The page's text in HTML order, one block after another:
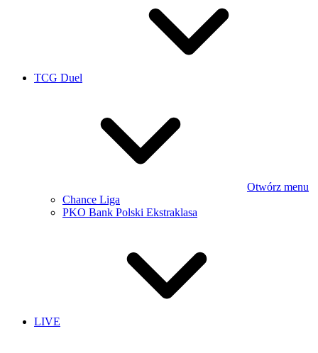
TCG Duel
Otwórz menu
Chance Liga
PKO Bank Polski Ekstraklasa
LIVE